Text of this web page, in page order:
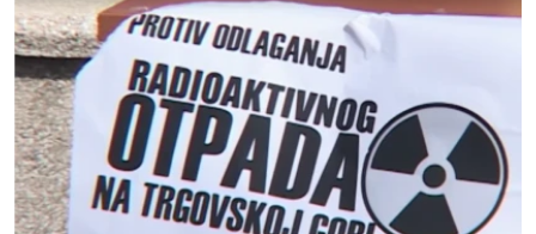
INFOGRAFIKE
KINA NA BALKANU
RSE PRIČE IZ SVIJETA
ISPRIČAJ MI
DNEVNO@RSE
SPECIJALI RSE